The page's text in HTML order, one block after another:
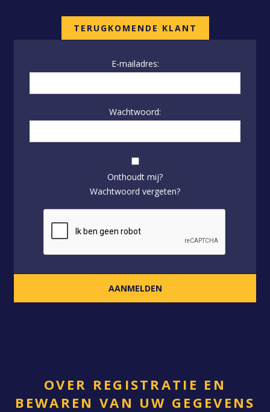
TERUGKOMENDE KLANT
E-mailadres:
Wachtwoord:
Onthoudt mij?
Wachtwoord vergeten?
OVER REGISTRATIE EN
BEWAREN VAN UW GEGEVENS